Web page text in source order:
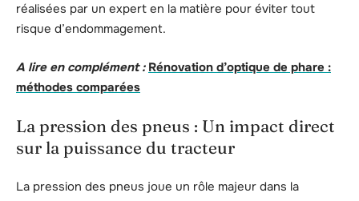
réalisées par un expert en la matière pour éviter tout
risque d’endommagement.
A lire en complément : Rénovation d’optique de phare :
méthodes comparées
La pression des pneus : Un impact direct
sur la puissance du tracteur
La pression des pneus joue un rôle majeur dans la